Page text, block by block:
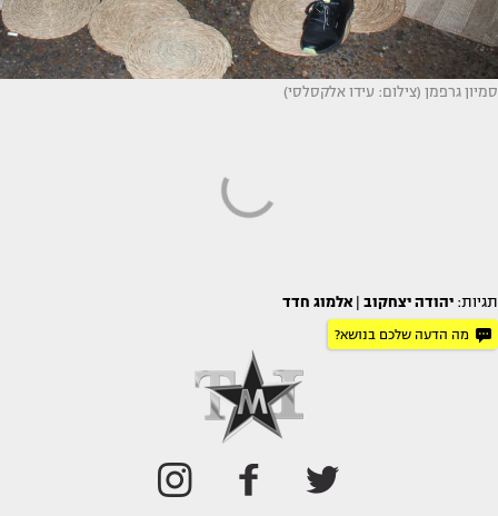
סמיון גרפמן (צילום: עידו אלקסלסי)
תגיות: יהודה יצחקוב אלמוג חדד
מה הדעה שלכם בנושא?